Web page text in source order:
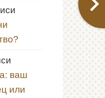
ваш
или